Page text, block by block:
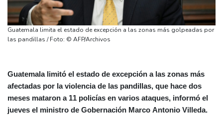
Guatemala limita el estado de excepción a las zonas más golpeadas por
las pandillas / Foto: © AFP/Archivos
Guatemala limitó el estado de excepción a las zonas más
afectadas por la violencia de las pandillas, que hace dos
meses mataron a 11 policías en varios ataques, informó el
jueves el ministro de Gobernación Marco Antonio Villeda.